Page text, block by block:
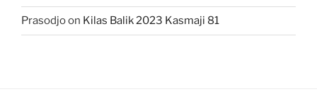
Prasodjoon Kilas Balik 2023 Kasmaji 81